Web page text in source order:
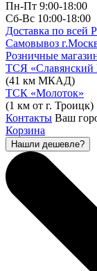
Пн-Пт 9:00-18:00
Сб-Вс 10:00-18:00
Доставка по всей
Самовывоз
Розничные
ТСЯ
(41 км МКАД)
ТСК «Молоток»
(1 км от г. Троицк)
Контакты Ваш
Корзина
Нашли дешевле?